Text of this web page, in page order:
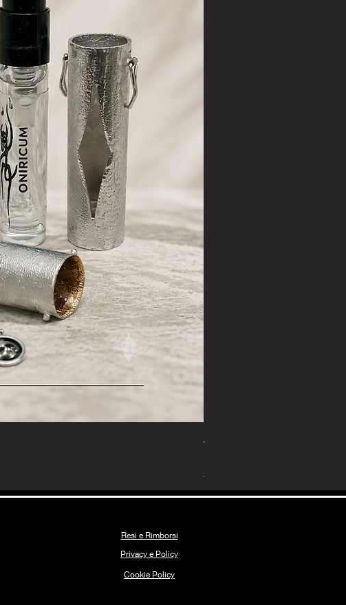
Anello Corallo Prezioso
Spedizione Gratuita
Resi e Rimborsi
Privacy e Policy
Cookie Policy